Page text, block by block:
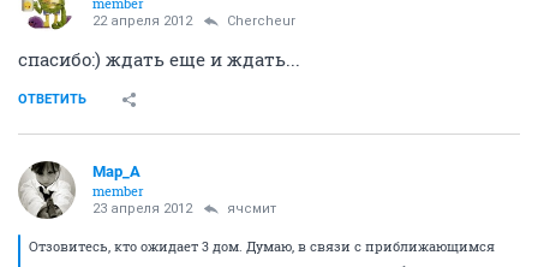
22 апреля 2012 Сhercheur
спасибо:) ждать еще и ждать...
ОТВЕТИТЬ
Мар_А
member
23 апреля 2012 ячсмит
Отзовитесь, кто ожидает 3 дом. Думаю, в связи с приближающимся